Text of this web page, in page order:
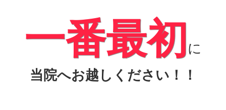
一番最初に
当院へお越しください！！